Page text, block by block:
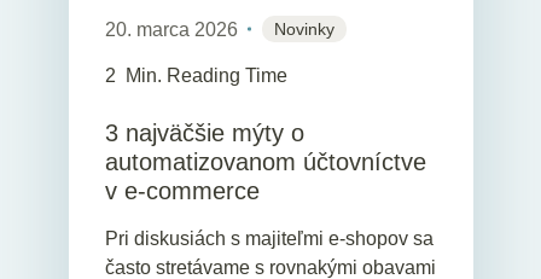
20. marca 2026 Novinky
2 Min. Reading Time
3 najväčšie mýty o
automatizovanom účtovníctve
v e-commerce
Pri diskusiách s majiteľmi e-shopov sa
často stretávame s rovnakými obavami